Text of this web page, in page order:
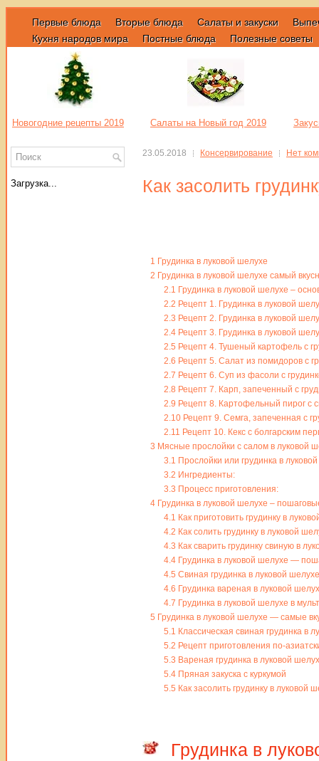
Первые блюда Вторые блюда Салаты и закуски
Кухня народов мира
Постные блюда Полезные советы
Новогодние рецепты 2019 Салаты на Новый год 2019
23.05.2018 Консервирование Нет
Как засолить
1 Грудинка в луковой шелухе
2 Грудинка в луковой шелухе самый
2.1 Грудинка в луковой шелухе –
2.2 Рецепт 1. Грудинка в луковой
2.3 Рецепт 2. Грудинка в луковой
2.4Рецепт 3. Грудинка в луковой
2.5 Рецепт 4. Тушеный картофель с
2.6 Рецепт 5. Салат из помидоров с
2.7 Рецепт 6. Суп из фасоли с
2.8 Рецепт 7. Карп, запеченный с
2.9 Рецепт 8. Картофельный пирог с
2.10Рецепт 9. Семга, запеченная с
2.11 Рецепт 10. Кекс с болгарским
3 Мясные прослойки с салом в луковой
3.1 Прослойки или грудинка в
3.2 Ингредиенты:
3.3 Процесс приготовления:
4 Грудинка в луковой шелухе –
4.1 Как приготовить грудинку в
4.2 Как солить грудинку в луковой
4.3 Как сварить грудинку свиную в
4.4Грудинка в луковой шелухе —
4.5 Свиная грудинка в луковой шелухе
4.6 Грудинка вареная в луковой
4.7 Грудинка в луковой шелухе в
5 Грудинка в луковой шелухе — самые
5.1 Классическая свиная грудинка в
5.2 Рецепт приготовления по-
5.3 Вареная грудинка в луковой
5.4Пряная закуска с куркумой
5.5 Как засолить грудинку в луковой
Грудинка в
Загрузка...